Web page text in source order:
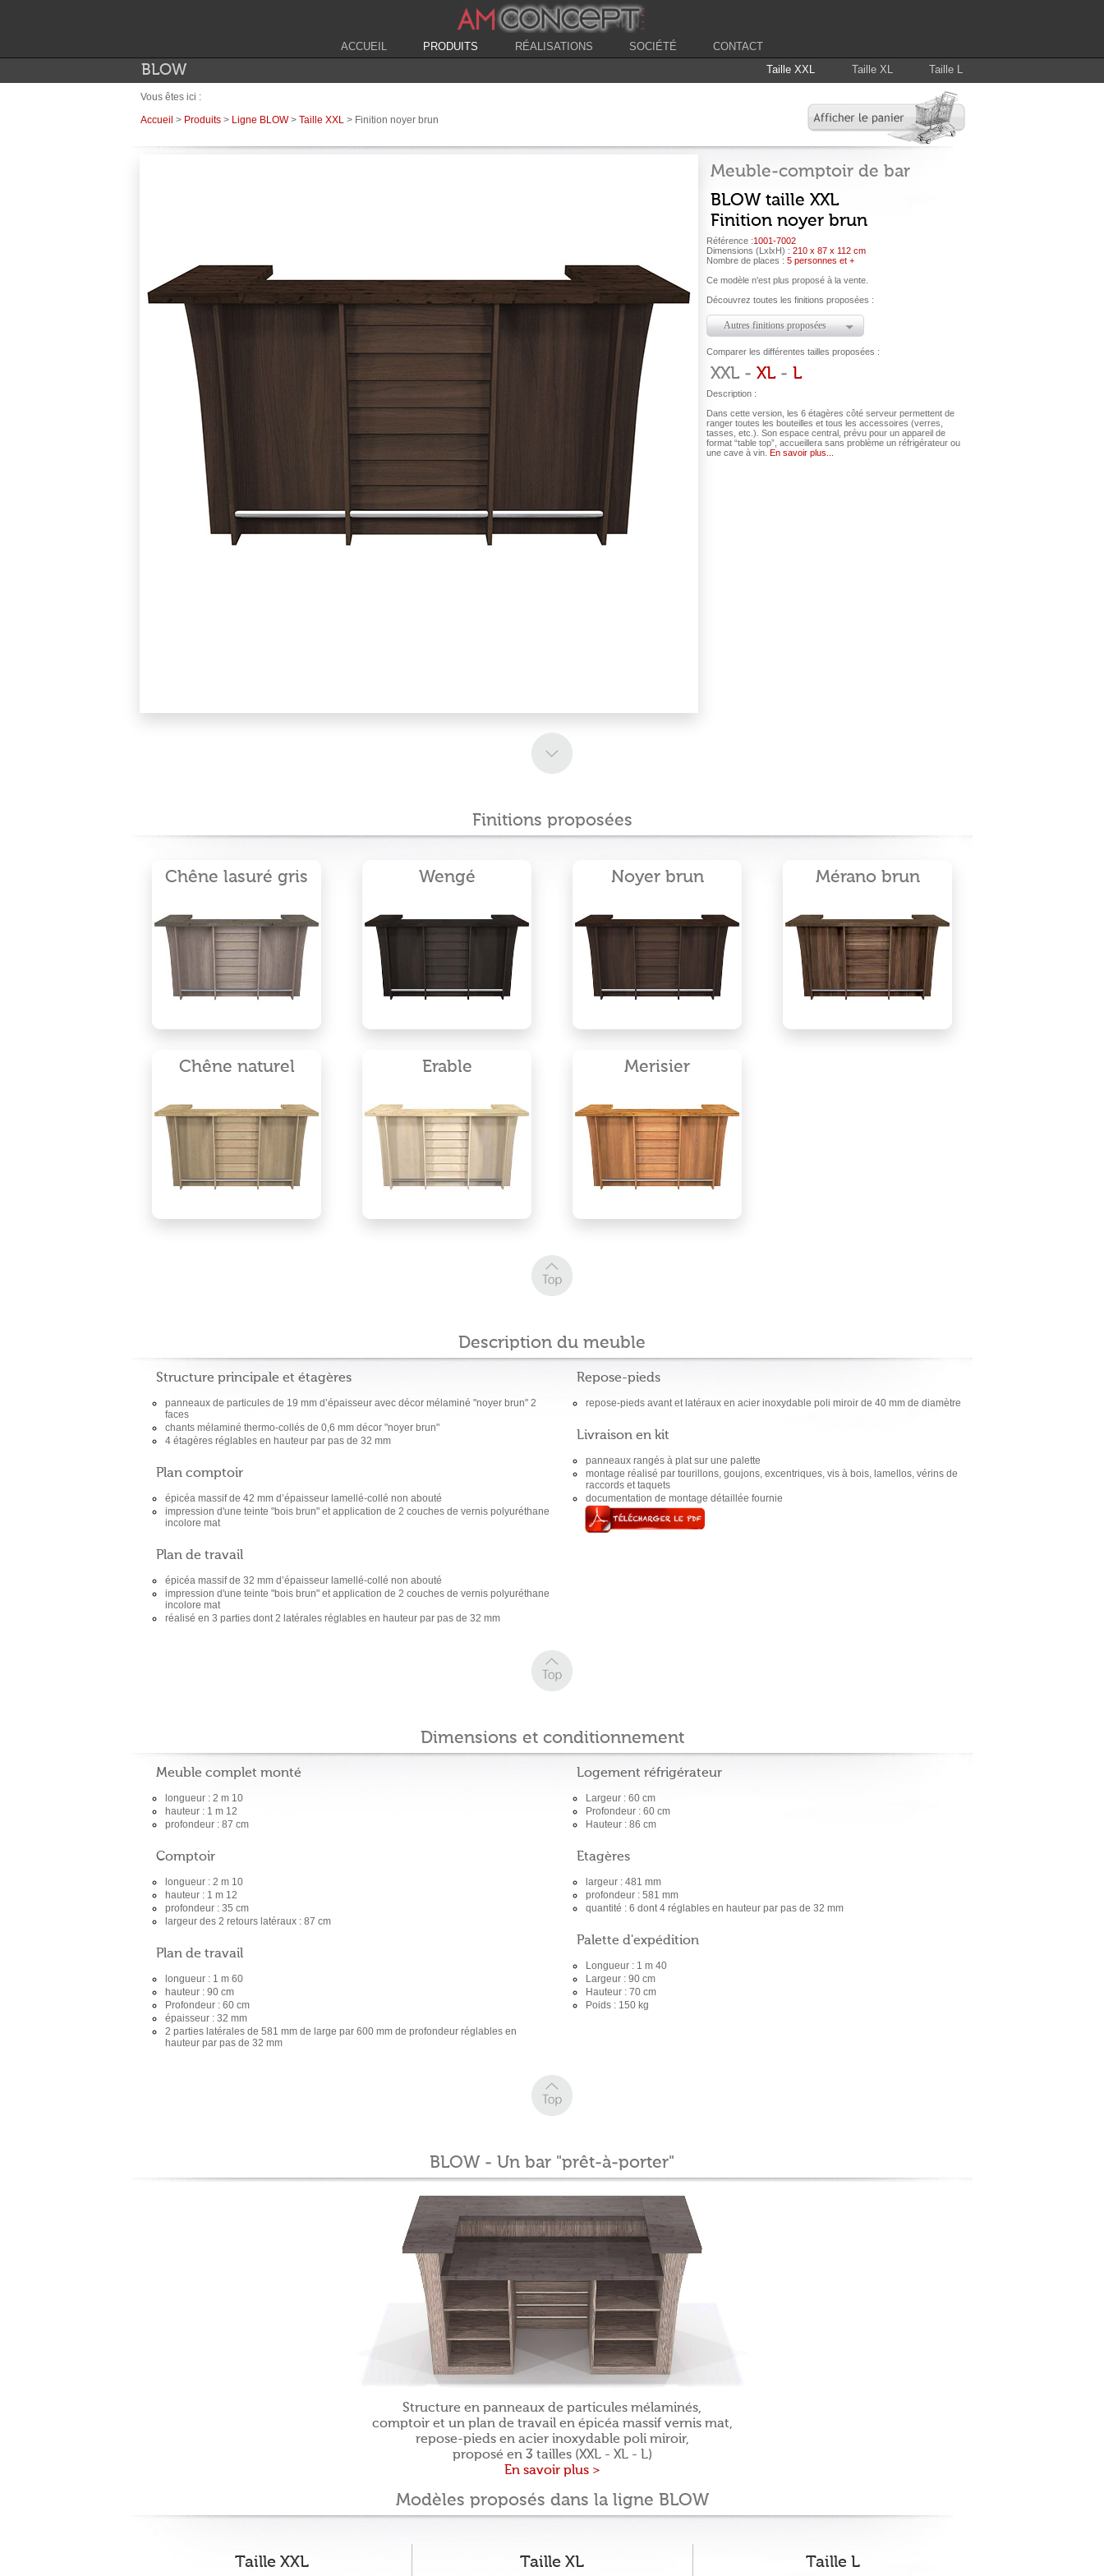
ACCUEIL PRODUITS RÉALISATIONS SOCIÉTÉ CONTACT
BLOW Taille XXL Taille XL Taille L
Vous êtes ici :
Accueil > Produits > Ligne BLOW> Taille XXL > Finition noyer brun
Meuble-comptoir de bar
BLOW taille XXL
Finition noyer brun
Référence :1001-7002
Dimensions (LxlxH) : 210 x 87 x 112 cm
Nombre de places : 5 personnes et +
Ce modèle n'est plus proposé à la vente.
Découvrez toutes les finitions proposées :
Autres finitions proposées
Comparer les différentes tailles proposées :
XXL - XL- L
Description :
Dans cette version, les 6 étagères côté serveur permettent de
ranger toutes les bouteilles et tous les accessoires (verres,
tasses, etc.). Son espace central, prévu pour un appareil de
format “table top”, accueillera sans problème un réfrigérateur ou
une cave à vin. En savoir plus...
Finitions proposées
Chêne lasuré gris
Chêne naturel
Wengé
Erable
Noyer brun
Merisier
Mérano brun
Description du meuble
Structure principale et étagères
panneaux de particules de 19 mm d’épaisseur avec décor mélaminé "noyer brun" 2
faces
chants mélaminé thermo-collés de 0,6 mm décor "noyer brun"
4 étagères réglables en hauteur par pas de 32 mm
Plan comptoir
épicéa massif de 42 mm d’épaisseur lamellé-collé non abouté
impression d'une teinte "bois brun" et application de 2 couches de vernis polyuréthane
incolore mat
Plan de travail
épicéa massif de 32 mm d’épaisseur lamellé-collé non abouté
impression d'une teinte "bois brun" et application de 2 couches de vernis polyuréthane
incolore mat
réalisé en 3 parties dont 2 latérales réglables en hauteur par pas de 32 mm
Repose-pieds
repose-pieds avant et latéraux en acier inoxydable poli miroir de 40 mm de diamètre
Livraison en kit
panneaux rangés à plat sur une palette
montage réalisé par tourillons, goujons, excentriques, vis à bois, lamellos, vérins de
raccords et taquets
documentation de montage détaillée fournie
Dimensions et conditionnement
Meuble complet monté
longueur : 2 m 10
hauteur : 1 m 12
profondeur : 87 cm
Comptoir
longueur : 2 m 10
hauteur : 1 m 12
profondeur : 35 cm
largeur des 2 retours latéraux : 87 cm
Plan de travail
longueur : 1 m 60
hauteur : 90 cm
Profondeur : 60 cm
épaisseur : 32 mm
2 parties latérales de 581 mm de large par 600 mm de profondeur réglables en
hauteur par pas de 32 mm
Logement réfrigérateur
Largeur : 60 cm
Profondeur : 60 cm
Hauteur : 86 cm
Etagères
largeur : 481 mm
profondeur : 581 mm
quantité : 6 dont 4 réglables en hauteur par pas de 32 mm
Palette d'expédition
Longueur : 1 m 40
Largeur : 90 cm
Hauteur : 70 cm
Poids : 150 kg
BLOW - Un bar "prêt-à-porter"
Structure en panneaux de particules mélaminés,
comptoir et un plan de travail en épicéa massif vernis mat,
repose-pieds en acier inoxydable poli miroir,
proposé en 3 tailles (XXL - XL - L)
En savoir plus >
Modèles proposés dans la ligne BLOW
Taille XXL Taille XL Taille L